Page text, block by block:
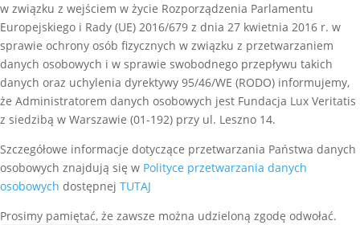
w związku z wejściem w życie Rozporządzenia Parlamentu
Europejskiego i Rady (UE) 2016/679 z dnia 27 kwietnia 2016 r. w
sprawie ochrony osób fizycznych w związku z przetwarzaniem
danych osobowych i w sprawie swobodnego przepływu takich
danych oraz uchylenia dyrektywy 95/46/WE (RODO) informujemy,
że Administratorem danych osobowych jest Fundacja Lux Veritatis
z siedzibą w Warszawie (01-192) przy ul. Leszno 14.
Szczegółowe informacje dotyczące przetwarzania Państwa danych
osobowych znajdują się w Polityce przetwarzania danych
osobowych dostępnej TUTAJ
Prosimy pamiętać, że zawsze można udzieloną zgodę odwołać.